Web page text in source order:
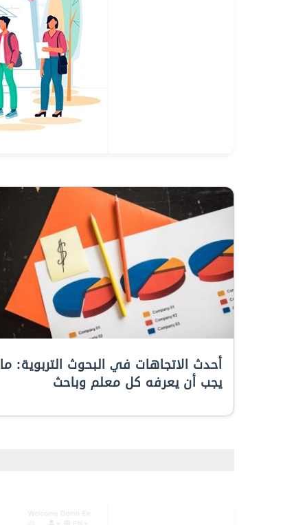
أحدث الاتجاهات في البحوث التربوية: ما
يجب أن يعرفه كل معلم وباحث